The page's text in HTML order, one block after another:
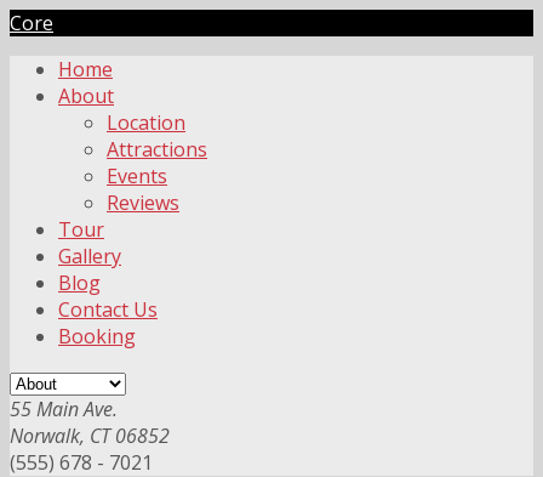
Core
Home
About
Location
Attractions
Events
Reviews
Tour
Gallery
Blog
Contact Us
Booking
55 Main Ave.
Norwalk, CT 06852
(555) 678 - 7021